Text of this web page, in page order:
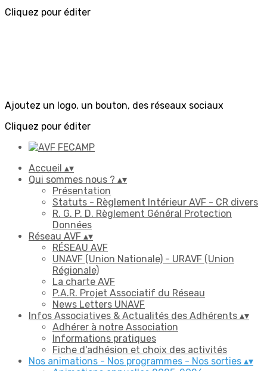
Cliquez pour éditer
Ajoutez un logo, un bouton, des réseaux sociaux
Cliquez pour éditer
Accueil ▴▾
Qui sommes nous ? ▴▾
Présentation
Statuts - Règlement Intérieur AVF - CR divers
R. G. P. D. Règlement Général Protection
Données
Réseau AVF ▴▾
RÉSEAU AVF
UNAVF (Union Nationale) - URAVF (Union
Régionale)
La charte AVF
P.A.R. Projet Associatif du Réseau
News Letters UNAVF
Infos Associatives & Actualités des Adhérents ▴▾
Adhérer à notre Association
Informations pratiques
Fiche d'adhésion et choix des activités
Nos animations - Nos programmes - Nos sorties ▴▾